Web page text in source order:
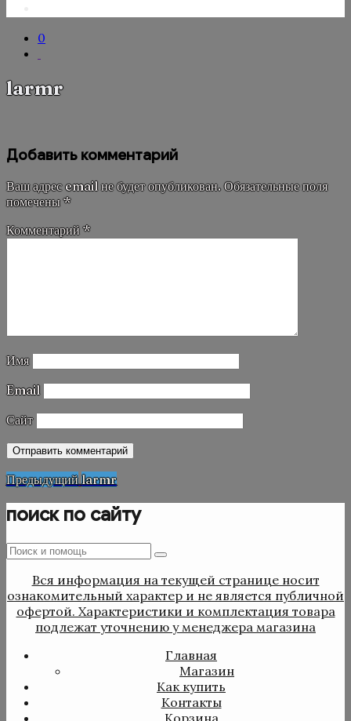
0
larmr
Добавить комментарий
Ваш адрес email не будет опубликован. Обязательные поля
помечены*
Комментарий*
Имя
Email
Сайт
Навигация
по
Предыдущая
Предыдущий larmr
поиск по сайту
Поиск
Поиск
Вся информация на текущей странице носит
ознакомительный характер и не является публичной
офертой. Характеристики и комплектация товара
подлежат уточнению у менеджера магазина
Главная
Магазин
Как купить
Контакты